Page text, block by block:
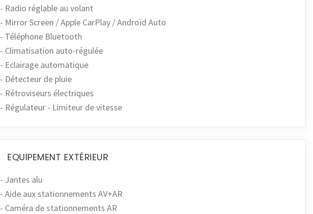
- Radio réglable au volant
- Mirror Screen / Apple CarPlay / Androïd Auto
- Téléphone Bluetooth
- Climatisation auto-régulée
- Eclairage automatique
- Détecteur de pluie
- Rétroviseurs électriques
- Régulateur - Limiteur de vitesse
EQUIPEMENT EXTÉRIEUR
- Jantes alu
- Aide aux stationnements AV+AR
- Caméra de stationnements AR